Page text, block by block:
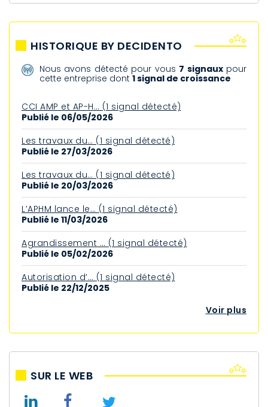
HISTORIQUE BY DECIDENTO
Nous avons détecté pour vous 7 signauxpour
cette entreprise dont1 signal de croissance
CCI AMP et AP-H… (1 signal détecté)
Publié le 06/05/2026
Les travaux du… (1 signal détecté)
Publié le 27/03/2026
Les travaux du… (1 signal détecté)
Publié le 20/03/2026
L’APHM lance le… (1 signal détecté)
Publié le 11/03/2026
Agrandissement … (1 signal détecté)
Publié le 05/02/2026
Autorisation d’… (1 signal détecté)
Publié le 22/12/2025
Voir plus
SUR LE WEB